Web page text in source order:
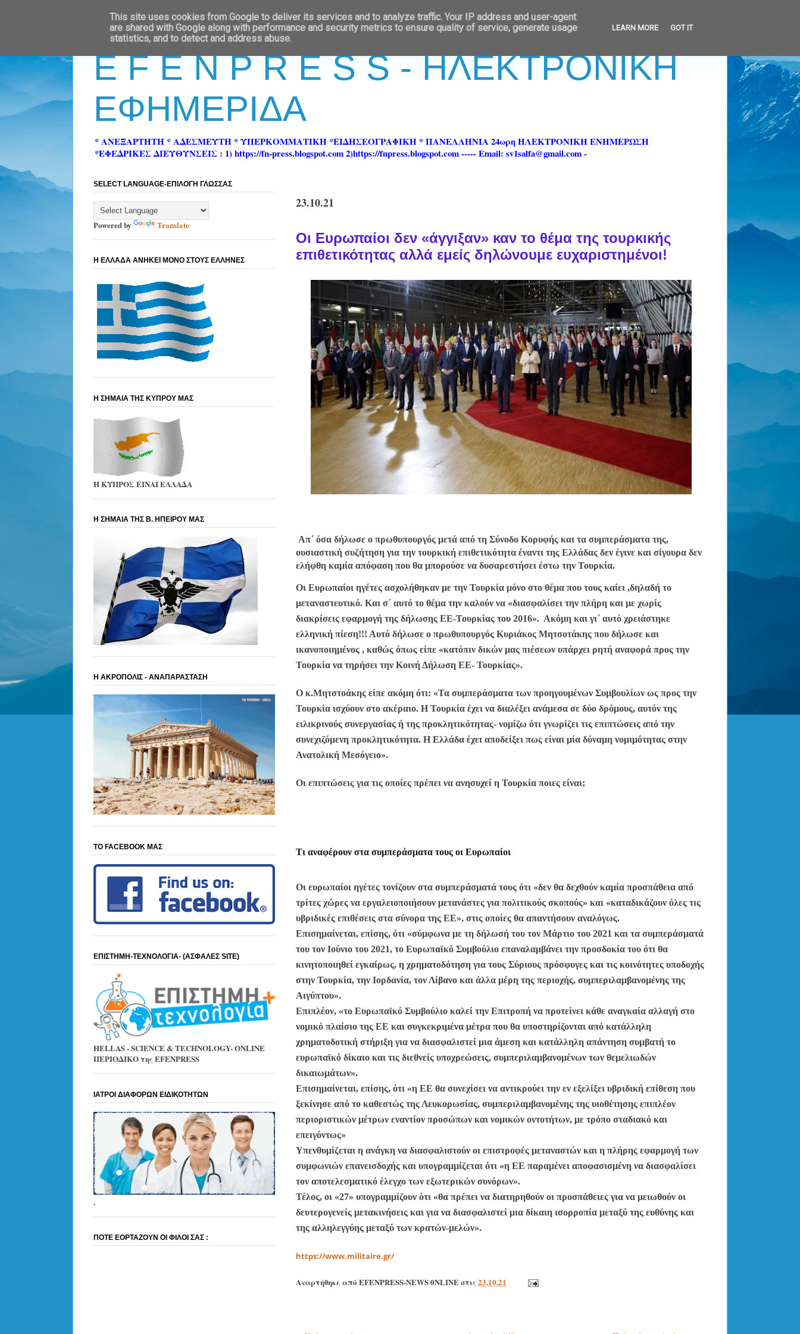
E F E N P R E S S - ΗΛΕΚΤΡΟΝΙΚΗ
ΕΦΗΜΕΡΙΔΑ
* ΑΝΕΞΑΡΤΗΤΗ * ΑΔΕΣΜΕΥΤΗ * ΥΠΕΡΚΟΜΜΑΤΙΚΗ *ΕΙΔΗΣΕΟΓΡΑΦΙΚΗ * ΠΑΝΕΛΛΗΝΙΑ 24ωρη ΗΛΕΚΤΡΟΝΙΚΗ ΕΝΗΜΕΡΩΣΗ
*ΕΦΕΔΡΙΚΕΣ ΔΙΕΥΘΥΝΣΕΙΣ : 1) https://fn-press.blogspot.com 2)https://fnpress.blogspot.com ----- Email: sv1salfa@gmail.com -
23.10.21
Οι Ευρωπαίοι δεν «άγγιξαν» καν το θέμα της τουρκικής
επιθετικότητας αλλά εμείς δηλώνουμε ευχαριστημένοι!
Απ΄ όσα δήλωσε ο πρωθυπουργός μετά από τη Σύνοδο Κορυφής και τα συμπεράσματα της,
ουσιαστική συζήτηση για την τουρκική επιθετικότητα έναντι της Ελλάδας δεν έγινε και σίγουρα δεν
ελήφθη καμία απόφαση που θα μπορούσε να δυσαρεστήσει έστω την Τουρκία.
Οι Ευρωπαίοι ηγέτες ασχολήθηκαν με την Τουρκία μόνο στο θέμα που τους καίει ,δηλαδή το
μεταναστευτικό. Και σ΄ αυτό το θέμα την καλούν να «διασφαλίσει την πλήρη και με χωρίς
διακρίσεις εφαρμογή της δήλωσης ΕΕ-Τουρκίας του 2016». Ακόμη και γι΄ αυτό χρειάστηκε
ελληνική πίεση!!! Αυτό δήλωσε ο πρωθυπουργός Κυριάκος Μητσοτάκης που δήλωσε και
ικανοποιημένος , καθώς όπως είπε «κατόπιν δικών μας πιέσεων υπάρχει ρητή αναφορά προς την
Τουρκία να τηρήσει την Κοινή Δήλωση ΕΕ- Τουρκίας».
Ο κ.Μητστοάκης είπε ακόμη ότι: «Τα συμπεράσματα των προηγουμένων Συμβουλίων ως προς την
Τουρκία ισχύουν στο ακέραιο. Η Τουρκία έχει να διαλέξει ανάμεσα σε δύο δρόμους, αυτόν της
ειλικρινούς συνεργασίας ή της προκλητικότητας- νομίζω ότι γνωρίζει τις επιπτώσεις από την
συνεχιζόμενη προκλητικότητα. Η Ελλάδα έχει αποδείξει πως είναι μία δύναμη νομιμότητας στην
Ανατολική Μεσόγειο».
Οι επιπτώσεις για τις οποίες πρέπει να ανησυχεί η Τουρκία ποιες είναι;
Τι αναφέρουν στα συμπεράσματα τους οι Ευρωπαίοι
Οι ευρωπαίοι ηγέτες τονίζουν στα συμπεράσματά τους ότι «δεν θα δεχθούν καμία προσπάθεια από
τρίτες χώρες να εργαλειοποιήσουν μετανάστες για πολιτικούς σκοπούς» και «καταδικάζουν όλες τις
υβριδικές επιθέσεις στα σύνορα της ΕΕ», στις οποίες θα απαντήσουν αναλόγως.
Επισημαίνεται, επίσης, ότι «σύμφωνα με τη δήλωσή του τον Μάρτιο του 2021 και τα συμπεράσματά
του τον Ιούνιο του 2021, το Ευρωπαϊκό Συμβούλιο επαναλαμβάνει την προσδοκία του ότι θα
κινητοποιηθεί εγκαίρως, η χρηματοδότηση για τους Σύριους πρόσφυγες και τις κοινότητες υποδοχής
στην Τουρκία, την Ιορδανία, τον Λίβανο και άλλα μέρη της περιοχής, συμπεριλαμβανομένης της
Αιγύπτου».
Επιπλέον, «το Ευρωπαϊκό Συμβούλιο καλεί την Επιτροπή να προτείνει κάθε αναγκαία αλλαγή στο
νομικό πλαίσιο της ΕΕ και συγκεκριμένα μέτρα που θα υποστηρίζονται από κατάλληλη
χρηματοδοτική στήριξη για να διασφαλιστεί μια άμεση και κατάλληλη απάντηση συμβατή το
ευρωπαϊκό δίκαιο και τις διεθνείς υποχρεώσεις, συμπεριλαμβανομένων των θεμελιωδών
δικαιωμάτων».
Επισημαίνεται, επίσης, ότι «η ΕΕ θα συνεχίσει να αντικρούει την εν εξελίξει υβριδική επίθεση που
ξεκίνησε από το καθεστώς της Λευκορωσίας, συμπεριλαμβανομένης της υιοθέτησης επιπλέον
περιοριστικών μέτρων εναντίον προσώπων και νομικών οντοτήτων, με τρόπο σταδιακό και
επειγόντως»
Υπενθυμίζεται η ανάγκη να διασφαλιστούν οι επιστροφές μεταναστών και η πλήρης εφαρμογή των
συμφωνιών επανεισδοχής και υπογραμμίζεται ότι «η ΕΕ παραμένει αποφασισμένη να διασφαλίσει
τον αποτελεσματικό έλεγχο των εξωτερικών συνόρων».
Τέλος, οι «27» υπογραμμίζουν ότι «θα πρέπει να διατηρηθούν οι προσπάθειες για να μειωθούν οι
δευτερογενείς μετακινήσεις και για να διασφαλιστεί μια δίκαιη ισορροπία μεταξύ της ευθύνης και
της αλληλεγγύης μεταξύ των κρατών-μελών».
https://www.militaire.gr/
Αναρτήθηκε από EFENPRESS-NEWS 0NLINEστις 23.10.21
SELECT LANGUAGE-ΕΠΙΛΟΓΗ ΓΛΩΣΣΑΣ
Powered by Translate
Η ΕΛΛΑΔΑ ΑΝΗΚΕΙ ΜΟΝΟ ΣΤΟΥΣ ΕΛΛΗΝΕΣ
Η ΣΗΜΑΙΑ ΤΗΣ ΚΥΠΡΟΥ ΜΑΣ
Η ΚΥΠΡΟΣ ΕΙΝΑΙ ΕΛΛΑΔΑ
Η ΣΗΜΑΙΑ ΤΗΣ Β. ΗΠΕΙΡΟΥ ΜΑΣ
Η ΑΚΡΟΠΟΛΙΣ - ΑΝΑΠΑΡΑΣΤΑΣΗ
ΤΟ FACEBOOK ΜΑΣ
ΕΠΙΣΤΗΜΗ-ΤΕΧΝΟΛΟΓΙΑ- (ΑΣΦΑΛΕΣ SITE)
HELLAS - SCIENCE & TECHNOLOGY- ONLINE
ΠΕΡΙΟΔΙΚΟ της EFENPRESS
ΙΑΤΡΟΙ ΔΙΑΦΟΡΩΝ ΕΙΔΙΚΟΤΗΤΩΝ
.
ΠΟΤΕ ΕΟΡΤΑΖΟΥΝ ΟΙ ΦΙΛΟΙ ΣΑΣ :
This site uses cookies from Google to deliver its services and to analyze traffic. Your IP address and user-agent
are shared with Google along with performance and security metrics to ensure quality of service, generate usage
statistics, and to detect and address abuse.
LEARN MORE GOT IT